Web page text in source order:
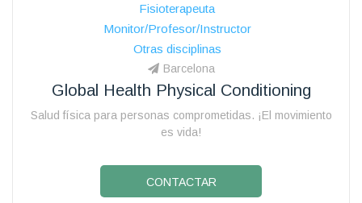
Fisioterapeuta
Monitor/Profesor/Instructor
Otras disciplinas
Barcelona
Global Health Physical Conditioning
Salud física para personas comprometidas. ¡El movimiento
es vida!
CONTACTAR